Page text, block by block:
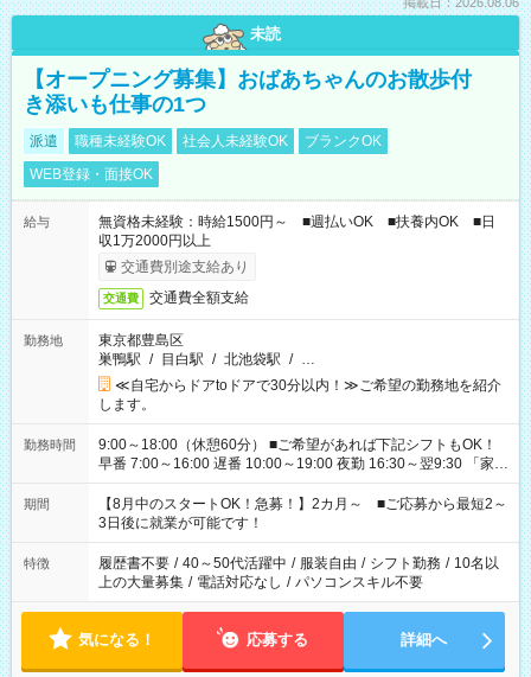
未読
【オープニング募集】おばあちゃんのお散歩付
き添いも仕事の1つ
派遣 職種未経験OK 社会人未経験OK
ブランクOK
WEB登録・面接OK
給与
無資格未経験：時給1500円～ ■週払いOK ■扶養内OK ■日
収1万2000円以上
交通費別途支給あり
交通費 交通費全額支給
勤務地
東京都豊島区
巣鴨駅 / 目白駅 / 北池袋駅 / …
≪自宅からドアtoドアで30分以内！≫ご希望の勤務地を紹介
します。
勤務時間
9:00～18:00（休憩60分） ■ご希望があれば下記シフトもOK！
早番 7:00～16:00 遅番 10:00～19:00 夜勤 16:30～翌9:30 「家族
と休みを合わせたい」 「余裕を持って夕飯の準備がしたい」
「できれば残業はしたくない」 など、ご希望を教えてください
ね。 ※Wワーク希望の方へ 今ご覧のお仕事で希望する勤務時間
と、もう1つのお仕事の勤務時間。 合計で週40時間を超える場
合は応募できません。
期間
【8月中のスタートOK！急募！】2カ月～ ■ご応募から最短2～
3日後に就業が可能です！
特徴 履歴書不要 / 40～50代活躍中 / 服装自由 / シフト勤務 / 10名以
上の大量募集 / 電話対応なし / パソコンスキル不要
気になる！ 応募する 詳細へ